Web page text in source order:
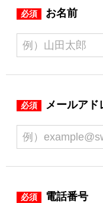
必須 お名前
必須 メールアド
必須 電話番号